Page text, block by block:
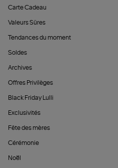
Carte Cadeau
Valeurs Sûres
Tendances du moment
Soldes
Archives
Offres Privilèges
Black Friday Lulli
Exclusivités
Fête des mères
Cérémonie
Noël